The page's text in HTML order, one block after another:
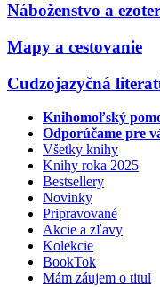
Náboženstvo a
Mapy a cestovanie
Cudzojazyčná
Knihomoľský
Odporúčame pre
Všetky knihy
Knihy roka 2025
Bestsellery
Novinky
Pripravované
Akcie a zľavy
Kolekcie
BookTok
Mám záujem o titul